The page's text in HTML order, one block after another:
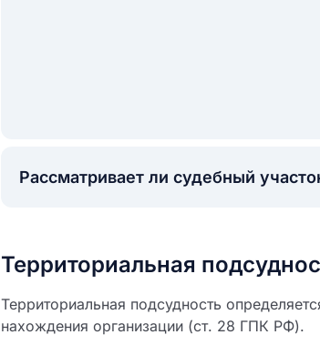
Рассматривает ли судебный
Территориальная
Территориальная подсудность
нахождения организации (ст. 28 ГПК РФ).